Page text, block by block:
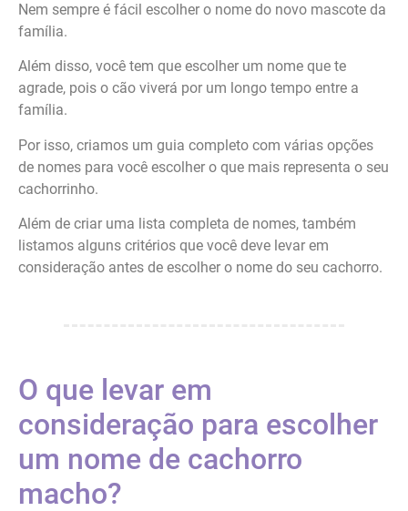
Nem sempre é fácil escolher o nome do novo mascote da
família.
Além disso, você tem que escolher um nome que te
agrade, pois o cão viverá por um longo tempo entre a
família.
Por isso, criamos um guia completo com várias opções
de nomes para você escolher o que mais representa o seu
cachorrinho.
Além de criar uma lista completa de nomes, também
listamos alguns critérios que você deve levar em
consideração antes de escolher o nome do seu cachorro.
O que levar em
consideração para escolher
um nome de cachorro
macho?